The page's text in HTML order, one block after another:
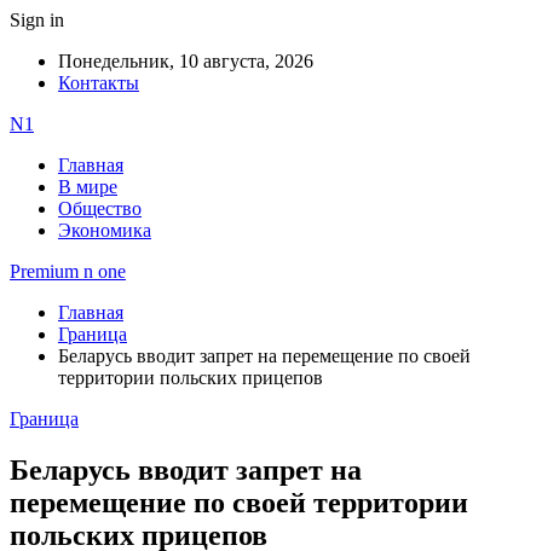
Sign in
Понедельник, 10 августа, 2026
Контакты
N1
Главная
В мире
Общество
Экономика
Premium n one
Главная
Граница
Беларусь вводит запрет на перемещение по своей
территории польских прицепов
Граница
Беларусь вводит запрет на
перемещение по своей территории
польских прицепов